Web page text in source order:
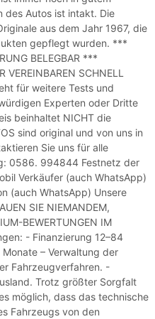
des Autos ist intakt. Die
aus dem Jahr 1967, die
gepflegt wurden. ***
BELEGBAR ***
VEREINBAREN SCHNELL
für weitere Tests und
Experten oder Dritte
beinhaltet NICHT die
sind original und von uns in
Sie uns für alle
0586. 994844 Festnetz der
Verkäufer (auch WhatsApp)
(auch WhatsApp) Unsere
SIE NIEMANDEM,
BEWERTUNGEN IM
- Finanzierung 12–84
– Verwaltung der
Fahrzeugverfahren. -
Trotz größter Sorgfalt
möglich, dass das technische
Fahrzeugs von den